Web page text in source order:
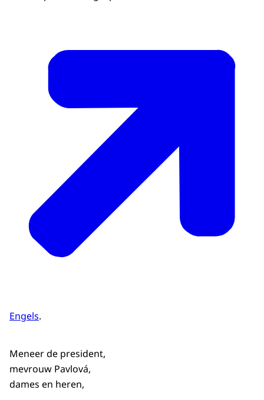
Engels.
Meneer de president,
mevrouw Pavlová,
dames en heren,